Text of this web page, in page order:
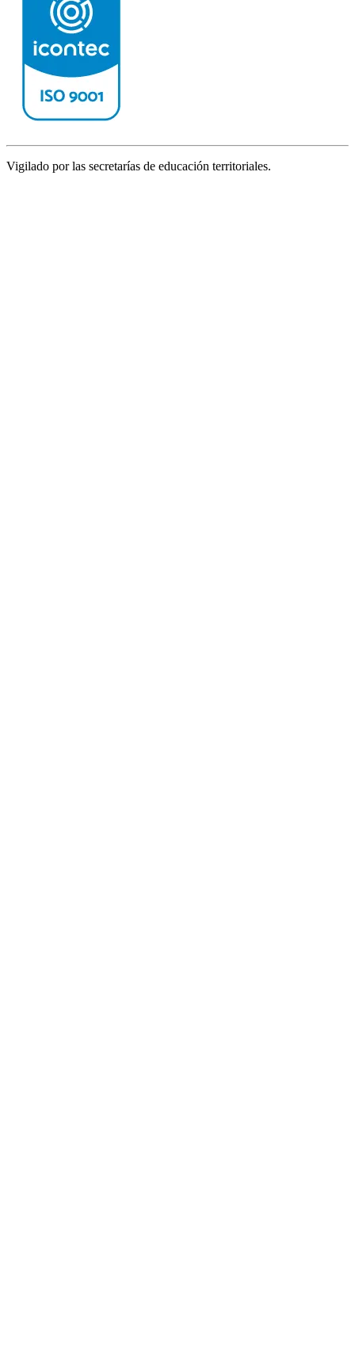
Vigilado por las secretarías de educación territoriales.